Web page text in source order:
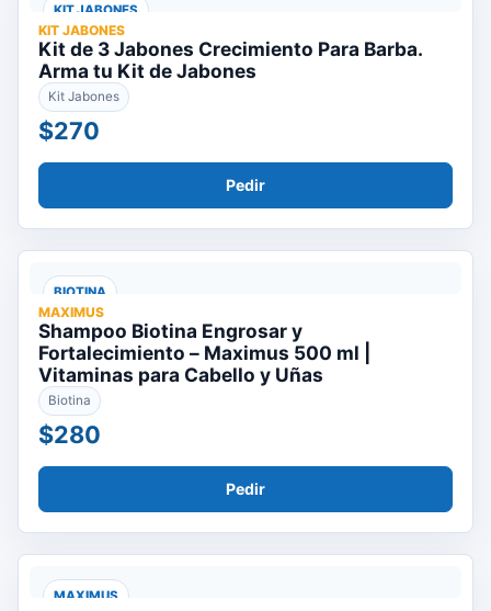
KIT JABONES
KIT JABONES
Kit de 3 Jabones Crecimiento Para Barba.
Arma tu Kit de Jabones
Kit Jabones
$270
Pedir
BIOTINA
MAXIMUS
Shampoo Biotina Engrosar y
Fortalecimiento – Maximus 500 ml |
Vitaminas para Cabello y Uñas
Biotina
$280
Pedir
MAXIMUS